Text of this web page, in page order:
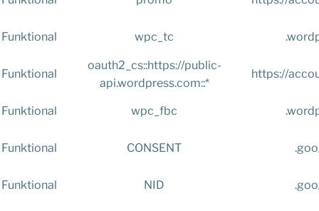
Funktional wpc_tc
Funktional
oauth2_cs::https://public-
api.wordpress.com::*
https://
Funktional wpc_fbc
Funktional CONSENT
Funktional NID